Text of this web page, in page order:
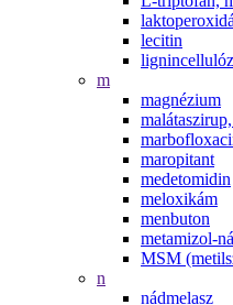
lecitin
lignincellulóz
m
magnézium
maropitant
medetomidin
meloxikám
menbuton
metamizol-
MSM
n
nádmelasz